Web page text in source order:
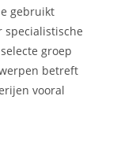
gebruikt
specialistische
groep
betreft
vooral